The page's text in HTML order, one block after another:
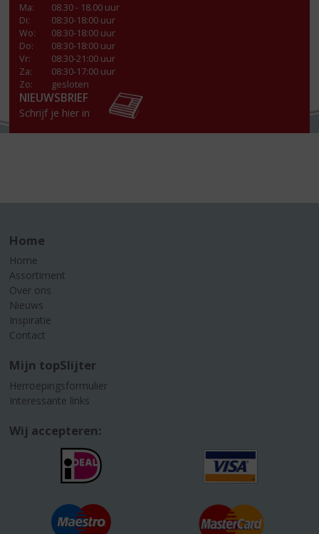
Ma:
08.30 - 18.00 uur
Di:
08:30-18:00 uur
Wo:
08:30-18:00 uur
Do:
08:30-18:00 uur
Vr:
08:30-21:00 uur
Za:
08:30-17:00 uur
Zo:
gesloten
NIEUWSBRIEF
Schrijf je hier in
Home
Home
Assortiment
Over ons
Nieuws
Inspiratie
Contact
Mijn topSlijter
Herroepingsformulier
Interessante links
Wij accepteren: